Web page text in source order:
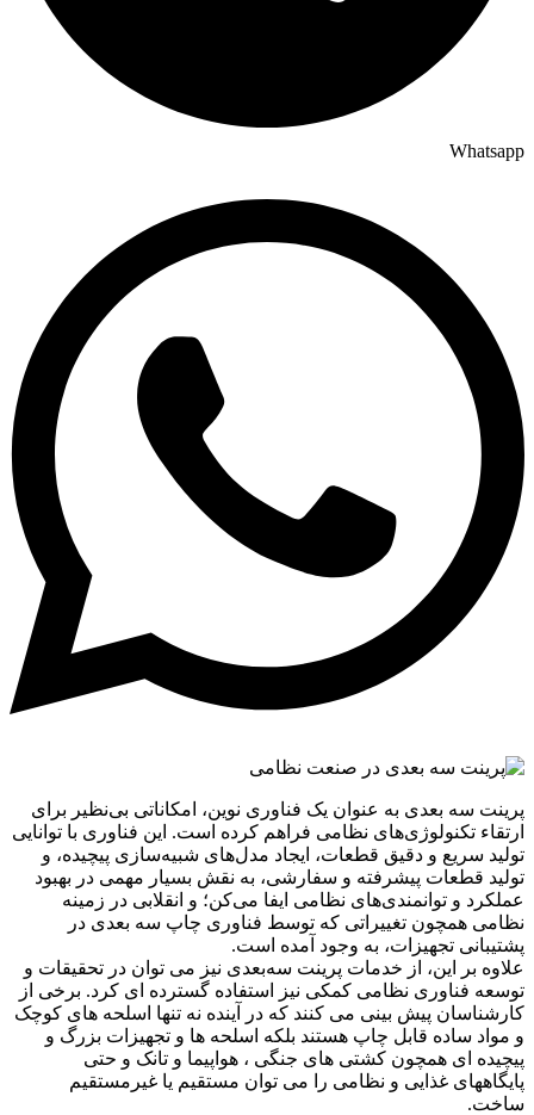
Whatsapp
پرینت سه بعدی به عنوان یک فناوری نوین، امکاناتی بی‌نظیر برای
ارتقاء تکنولوژی‌های نظامی فراهم کرده است. این فناوری با توانایی
تولید سریع و دقیق قطعات، ایجاد مدل‌های شبیه‌سازی پیچیده، و
تولید قطعات پیشرفته و سفارشی، به نقش بسیار مهمی در بهبود
عملکرد و توانمندی‌های نظامی ایفا می‌کن؛ و انقلابی در زمینه
نظامی همچون تغییراتی که توسط فناوری چاپ سه بعدی در
پشتیبانی تجهیزات، به وجود آمده است.
علاوه بر این، از خدمات پرینت سه‌بعدی نیز می توان در تحقیقات و
توسعه فناوری نظامی کمکی نیز استفاده گسترده ای کرد. برخی از
کارشناسان پیش بینی می کنند که در آینده نه تنها اسلحه های کوچک
و مواد ساده قابل چاپ هستند بلکه اسلحه ها و تجهیزات بزرگ و
پیچیده ای همچون کشتی های جنگی ، هواپیما و تانک و حتی
پایگاههای غذایی و نظامی را می توان مستقیم یا غیرمستقیم
ساخت.